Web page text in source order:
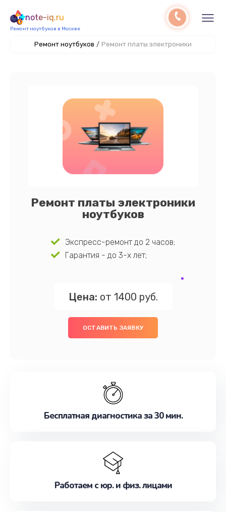
note-iq.ru
Ремонт ноутбуков в Москве
Ремонт ноутбуков / Ремонт платы электроники
Ремонт платы электроники
ноутбуков
Экспресс-ремонт до 2 часов;
Гарантия - до 3-х лет;
Цена: от 1400 руб.
ОСТАВИТЬ ЗАЯВКУ
Бесплатная диагностика за 30 мин.
Работаем с юр. и физ. лицами